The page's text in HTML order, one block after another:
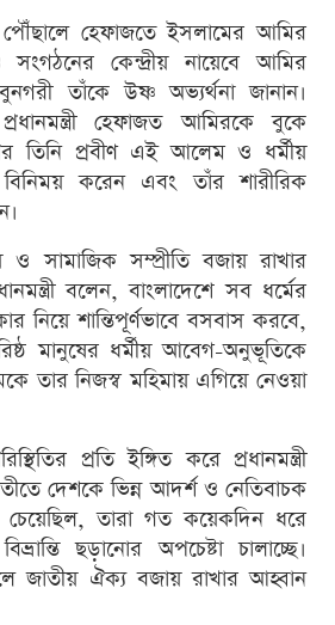
পৌঁছালে হেফাজতে ইসলামের আমির
কেন্দ্রীয় নায়েবে আমির
তাঁকে উষ্ণ অভ্যর্থনা জানান।
হেফাজত আমিরকে বুকে
তিনি প্রবীণ এই আলেম ও ধর্মীয়
করেন এবং তাঁর শারীরিক
ও সামাজিক সম্প্রীতি বজায় রাখার
বলেন, বাংলাদেশে সব ধর্মের
নিয়ে শান্তিপূর্ণভাবে বসবাস করবে,
মানুষের ধর্মীয় আবেগ-অনুভূতিকে
তার নিজস্ব মহিমায় এগিয়ে নেওয়া
প্রতি ইঙ্গিত করে প্রধানমন্ত্রী
দেশকে ভিন্ন আদর্শ ও নেতিবাচক
চেয়েছিল, তারা গত কয়েকদিন ধরে
ছড়ানোর অপচেষ্টা চালাচ্ছে।
জাতীয় ঐক্য বজায় রাখার আহ্বান